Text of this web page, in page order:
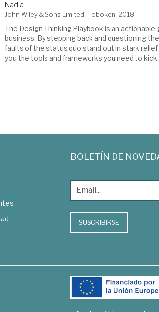
Nadia
John Wiley & Sons Limited. Hoboken, 2018
The Design Thinking Playbook is an
business. By stepping back and questioning
faults of the status quo stand out in stark
you the tools and frameworks you need to kick
BOLETÍN DE
SUSCRIBIRSE